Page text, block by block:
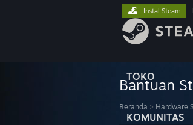
TOKO
KOMUNITAS
Instal Steam
Bantuan
Beranda > Hardware